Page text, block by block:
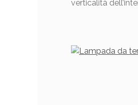
verticalità